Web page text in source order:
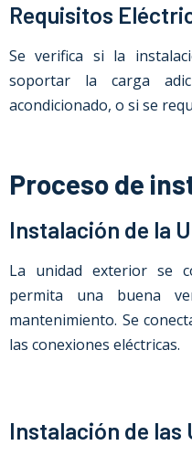
Requisitos
Se verifica si la
soportar la carga
acondicionado, o si se
Proceso de
Instalación de la
La unidad exterior se
permita una buena
mantenimiento. Se
las conexiones eléctricas.
Instalación de